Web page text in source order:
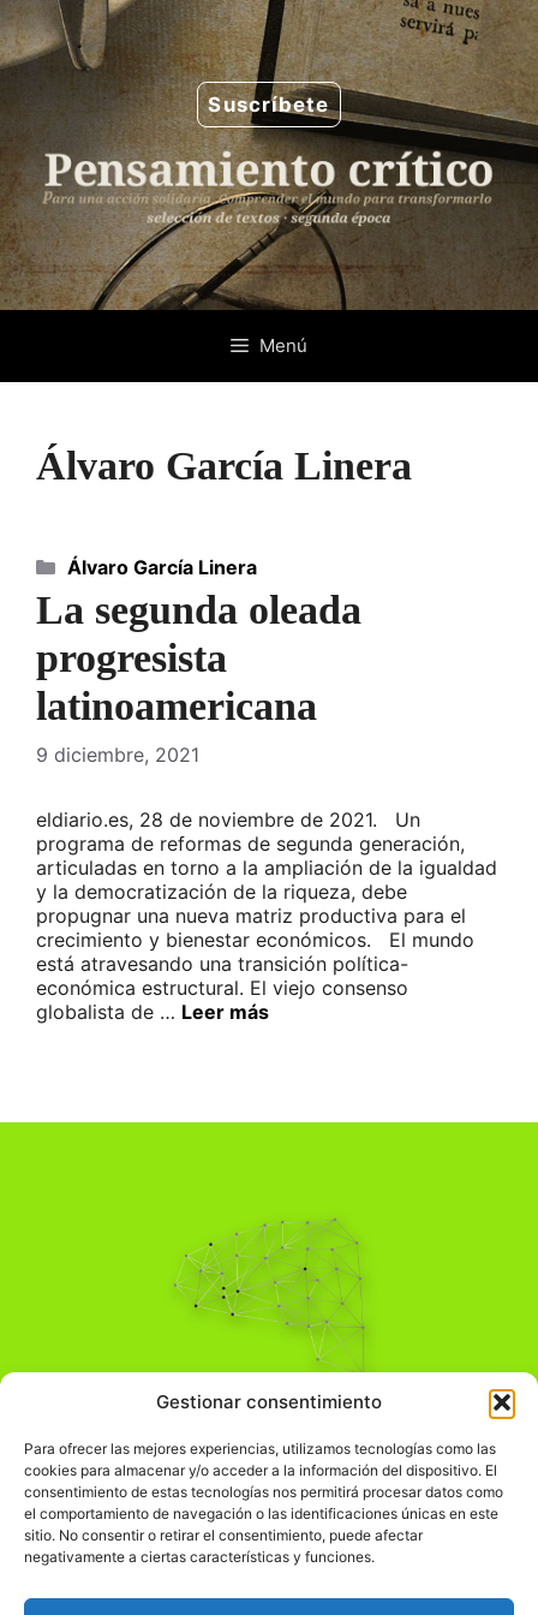
Gestionar consentimiento
Para ofrecer las mejores experiencias, utilizamos tecnologías como las
cookies para almacenar y/o acceder a la información del dispositivo. El
consentimiento de estas tecnologías nos permitirá procesar datos como
el comportamiento de navegación o las identificaciones únicas en este
sitio. No consentir o retirar el consentimiento, puede afectar
negativamente a ciertas características y funciones.
Saltar
al
contenido
Suscríbete
Menú
Álvaro García Linera
La segunda oleada
progresista
latinoamericana
9 diciembre, 2021
eldiario.es, 28 de noviembre de 2021. Un
programa de reformas de segunda generación,
articuladas en torno a la ampliación de la igualdad
y la democratización de la riqueza, debe
propugnar una nueva matriz productiva para el
crecimiento y bienestar económicos. El mundo
está atravesando una transición política-
económica estructural. El viejo consenso
globalista de … Leer más
Categorías
Álvaro García Linera
Pensamiento Crítico
Comprender el mundo para transformarlo.
Información Legal
჻Política de privacidad